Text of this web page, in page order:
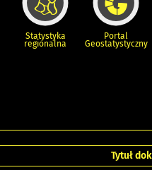
Statystyka
regionalna
Portal
Geostatystyczny
Tytuł